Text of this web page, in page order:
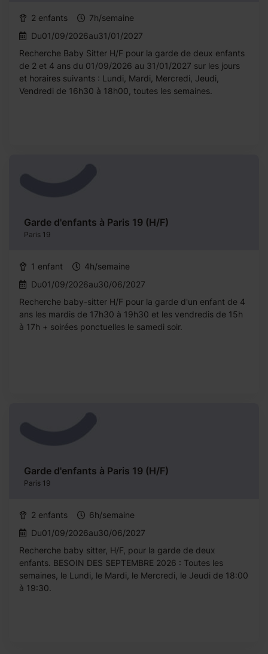
2 enfants
7h/semaine
Du01/09/2026au31/01/2027
Recherche Baby Sitter H/F pour la garde de deux enfants
de 2 et 4 ans du 01/09/2026 au 31/01/2027 sur les jours
et horaires suivants : Lundi, Mardi, Mercredi, Jeudi,
Vendredi de 16h30 à 18h00, toutes les semaines.
Garde d'enfants à Paris 19 (H/F)
Paris 19
1 enfant
4h/semaine
Du01/09/2026au30/06/2027
Recherche baby-sitter H/F pour la garde d'un enfant de 4
ans les mardis de 17h30 à 19h30 et les vendredis de 15h
à 17h + soirées ponctuelles le samedi soir.
Garde d'enfants à Paris 19 (H/F)
Paris 19
2 enfants
6h/semaine
Du01/09/2026au30/06/2027
Recherche baby sitter, H/F, pour la garde de deux
enfants. BESOIN DES SEPTEMBRE 2026 : Toutes les
semaines, le Lundi, le Mardi, le Mercredi, le Jeudi de 18:00
à 19:30.